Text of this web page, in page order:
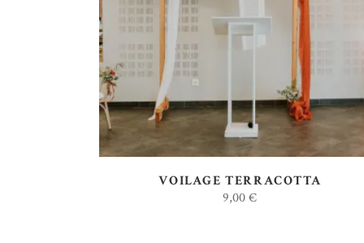
AJOUTER AU DEVIS
VOILAGE TERRACOTTA
9,00€